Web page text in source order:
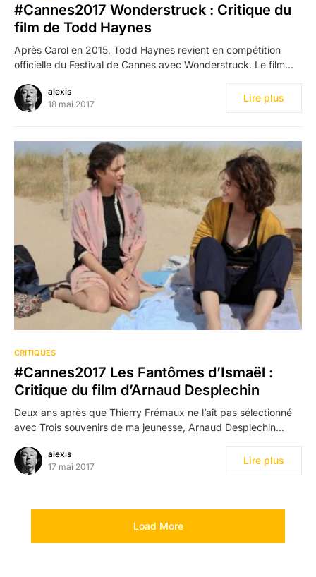
#Cannes2017 Wonderstruck : Critique du
film de Todd Haynes
Après Carol en 2015, Todd Haynes revient en compétition
officielle du Festival de Cannes avec Wonderstruck. Le film…
alexis
18 mai 2017
Lire plus
CRITIQUES
#Cannes2017 Les Fantômes d’Ismaël :
Critique du film d’Arnaud Desplechin
Deux ans après que Thierry Frémaux ne l’ait pas sélectionné
avec Trois souvenirs de ma jeunesse, Arnaud Desplechin…
alexis
17 mai 2017
Lire plus
Load More